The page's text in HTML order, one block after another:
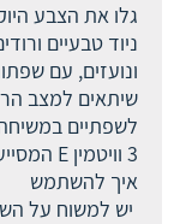
גלו את הצבע
ניוד טבעיים
ונועזים, עם
שיתאים למצב
לשפתיים
3 וויטמין E המסייעים להגן על השפתיים שלך מפני יובש.
איך להשתמש
יש למשוח על